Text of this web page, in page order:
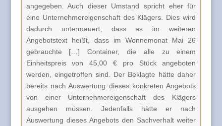
angegeben. Auch dieser Umstand spricht eher für
eine Unternehmereigenschaft des Klägers. Dies wird
dadurch untermauert, dass es im weiteren
Angebotstext heißt, dass im Wonnemonat Mai 26
gebrauchte […] Container, die alle zu einem
Einheitspreis von 45,00 € pro Stück angeboten
werden, eingetroffen sind. Der Beklagte hätte daher
bereits nach Auswertung dieses konkreten Angebots
von einer Unternehmereigenschaft des Klägers
ausgehen müssen. Jedenfalls hätte er nach
Auswertung dieses Angebots den Sachverhalt weiter